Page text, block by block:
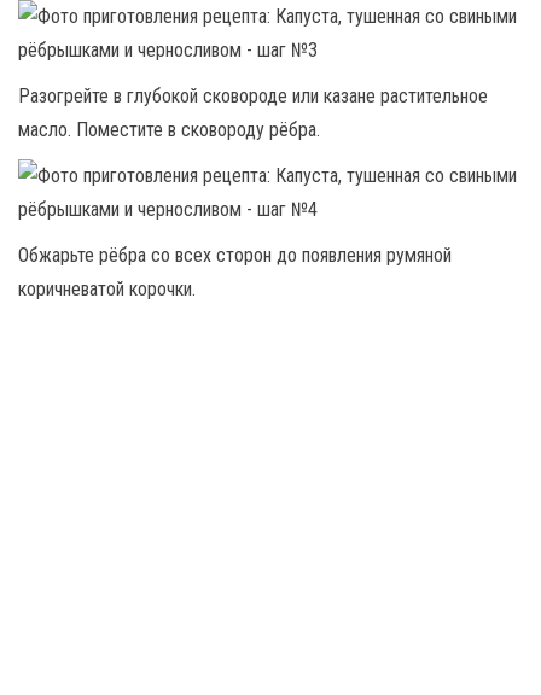
Разогрейте в глубокой сковороде или казане растительное
масло. Поместите в сковороду рёбра.
Обжарьте рёбра со всех сторон до появления румяной
коричневатой корочки.